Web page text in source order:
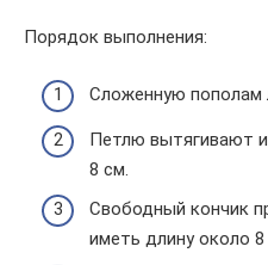
Порядок выполнения:
Сложенную пополам
Петлю вытягивают
8 см.
Свободный кончик
иметь длину около 8